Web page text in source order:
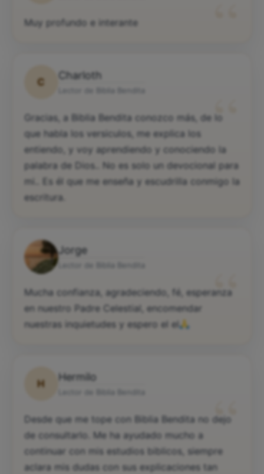
Muy profundo e interante
C
Charloth
“
Gracias, a Biblia Bendita conozco más, de lo
que habla los versiculos, me explica los
entiendo, y voy aprendiendo y conociendo la
palabra de Dios.. No es solo un devocional para
mi.. Es él que me enseña y escudrilla conmigo la
escritura.
Jorge
“
Mucha confianza, agradeciendo, fé, esperanza
en nuestro Padre Celestial, encomendar
nuestras inquietudes y espero el el
H
Hermilo
“
Desde que me tope con Biblia Bendita no dejo
de consultarlo. Me ha ayudado mucho a
continuar con mis estudios biblicos, siempre
aclara mis dudas con sus explicaciones tan